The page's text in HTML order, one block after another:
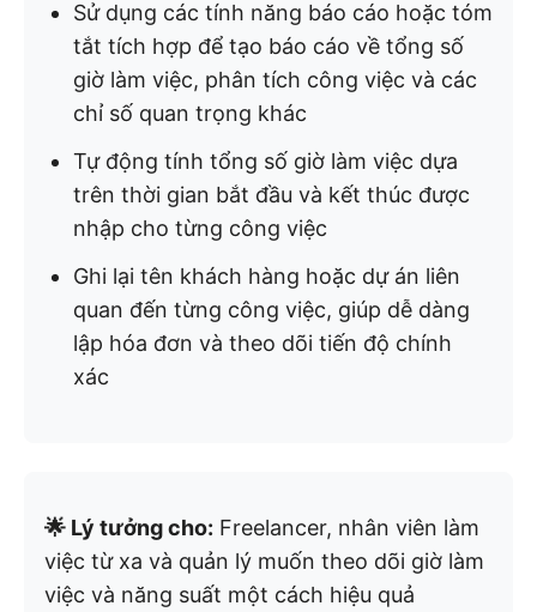
Sử dụng các tính năng báo cáo hoặc tóm
tắt tích hợp để tạo báo cáo về tổng số
giờ làm việc, phân tích công việc và các
chỉ số quan trọng khác
Tự động tính tổng số giờ làm việc dựa
trên thời gian bắt đầu và kết thúc được
nhập cho từng công việc
Ghi lại tên khách hàng hoặc dự án liên
quan đến từng công việc, giúp dễ dàng
lập hóa đơn và theo dõi tiến độ chính
xác
🌟 Lý tưởng cho: Freelancer, nhân viên làm
việc từ xa và quản lý muốn theo dõi giờ làm
việc và năng suất một cách hiệu quả